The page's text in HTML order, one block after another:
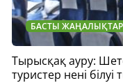
БАСТЫ ЖАҢАЛЫҚТАР
Тырысқақ ауру:
туристер нені білуі